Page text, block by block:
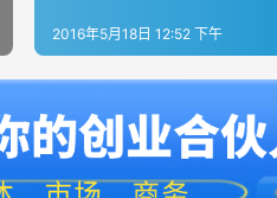
2016年5月18日 12:52 下午